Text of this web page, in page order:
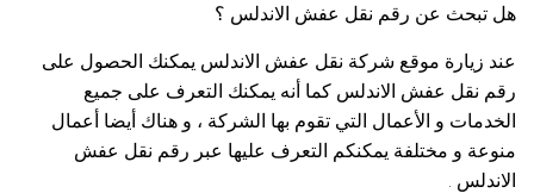
هل تبحث عن رقم نقل عفش الاندلس ؟
عند زيارة موقع شركة نقل عفش الاندلس يمكنك الحصول على
رقم نقل عفش الاندلس كما أنه يمكنك التعرف على جميع
الخدمات و الأعمال التي تقوم بها الشركة ، و هناك أيضا أعمال
منوعة و مختلفة يمكنكم التعرف عليها عبر رقم نقل عفش
الاندلس .